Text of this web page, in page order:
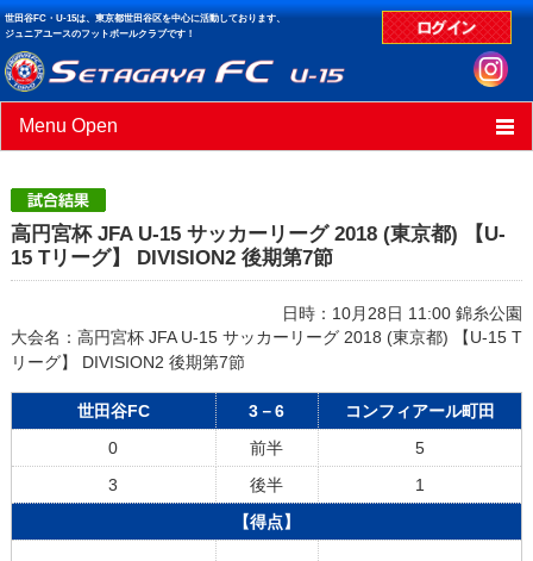
世田谷FC・U-15は、東京都世田谷区を中心に活動しております、
ジュニアユースのフットボールクラブです！
Menu Open
ニュース
スケジュール
試合結果
高円宮杯 JFA U-15 サッカーリーグ 2018 (東京都) 【U-
15 Tリーグ】 DIVISION2 後期第7節
日時：10月28日 11:00 錦糸公園
大会名：高円宮杯 JFA U-15 サッカーリーグ 2018 (東京都) 【U-15 T
リーグ】 DIVISION2 後期第7節
世田谷FC 3－6
コンフィアール町田
0
前半
5
3
後半
1
【得点】